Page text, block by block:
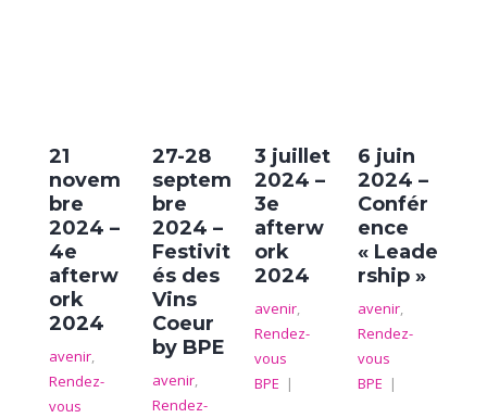
21
novem
bre
2024 –
4e
afterw
ork
2024
avenir,
Rendez-
vous
27-28
septem
bre
2024 –
Festivit
és des
Vins
Coeur
by BPE
avenir,
Rendez-
3 juillet
2024 –
3e
afterw
ork
2024
avenir,
Rendez-
vous
BPE |
6 juin
2024 –
Confér
ence
« Leade
rship »
avenir,
Rendez-
vous
BPE |